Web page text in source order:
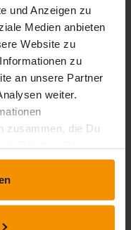
und Anzeigen zu
Medien anbieten
Website zu
zu
an unsere Partner
weiter.
zusammen, die Du